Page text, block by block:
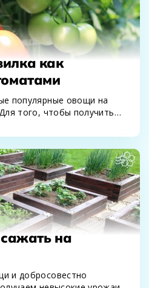
как
популярные овощи на
того, чтобы получить
на
и добросовестно